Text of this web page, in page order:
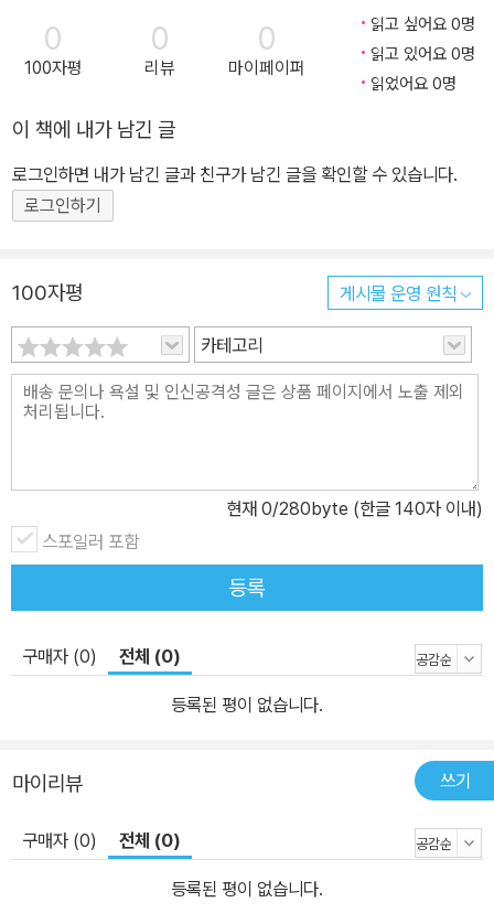
계 원로 고故 장현갑 교수 등과 함께 ‘8주 마음챙김 명상’ 강좌를 여
는 등 배우고 익힌 바를 세상과 나누는 노력도 게을리하지 않았다. 그
의 삶 자체도 치유의 여정이다. 언론인이던 아버지를 만 1세에 사고로
제 분야를 넘나들며 22년간 활동했고, 마하티르, 훈센 등 일국의 정상
부터 반군 지도자까지 인터뷰하며 전 세계의 생생한 현장을 기록했
다. 신문사를 떠난 뒤에는 글을 쓰고, 청와대 문화체육비서관으로 일
했다. 1999년 관훈클럽 국제보도상을, 2012년 평창올림픽 유치 공
음건강 길》(mindgil.com)을 창간해 대표로 활동 중이다. 전문가들
과 함께 정기적으로 〈마음디톡스〉 강연을 열고 있다. 주요 저서로는
《나, 요즘 마음이 힘들어서》, 《내려올 때 보인다》, 《마흔이 내게 준
선물》, 《나의 심장은 코리아로 벅차오른다》, 《한국 너 잘났다》 등이
있다.
정적 생각을 멈추는 7가지 회복 기술 “우울을 이기려면 이겨내본 사
람의 이야기가 필요하다. 이제 우리 앞에 그런 이야기가 하나 놓여 있
후회와 자책, 루미네이션의 밤을 지나 되찾은 자기돌봄의 기술 “내가
사라졌으면 좋겠다는 생각이 하루에도 몇 번씩 찾아왔다. 하루 24시
간, 나를 향한 비난과 자책이 이어졌다.” 여기, 인생 2막을 준비하던
한 사람이 완전히 무너졌다. 밤마다 반복된 불면과 공황, 식은땀, 무기
벼랑끝으로 내몰았다. 죽음의 문턱까지 다다른 그가 이대로 무너질
신적 붕괴의 기록이자, 그를 다시 일으킨 7가지 마음 기술을 전한다.
“우리에겐 우울을 이겨내본 사람의 이야기가 필요하다. 여기, 그 이야
기 하나가 있다” 어스름한 저녁, 길을 가던 한 남자가 동네 고깃집 풍
할 거야’라고 절망하면서. 남자는 언론인과 공직 생활을 거쳐 50대
중반에 인생의 방향을 틀다가 우울의 늪에 빠졌다. 불면의 밤마다 후
회와 자책이 반복되는 ‘루미네이션’의 덫에 걸린 것이다. 루미네이션
은 번아웃과 우울증, 암과 치매로까지 이어질 수 있는 우울의 전조증
기에 이르렀다. 우울증으로 추락하는 그에게는 날개가 없었다. 괜한
거부감 때문에 정신과 진료도 마다하다 바닥까지 떨어지고 있었다.
자신의 고통을 관찰하고, 전문가를 만나고, 몸과 마음을 실험하면서
가, 종교인, 예술가 등 다양한 이들을 인터뷰하고, 대학에 편입해 공부
를 병행하고 명상 수련을 하면서 서서히 회복의 원리를 깨달아갔다.
0
100자평
0
리뷰
0
마이페이퍼
읽고 싶어요 0명
읽고 있어요 0명
읽었어요 0명
이 책에 내가 남긴 글
로그인하면 내가 남긴 글과 친구가 남긴 글을 확인할 수 있습니다.
로그인하기
100자평 게시물 운영 원칙
카테고리
현재 0/280byte (한글 140자 이내)
스포일러 포함
등록
구매자 (0) 전체 (0)
등록된 평이 없습니다.
마이리뷰 쓰기
구매자 (0) 전체 (0)
등록된 평이 없습니다.